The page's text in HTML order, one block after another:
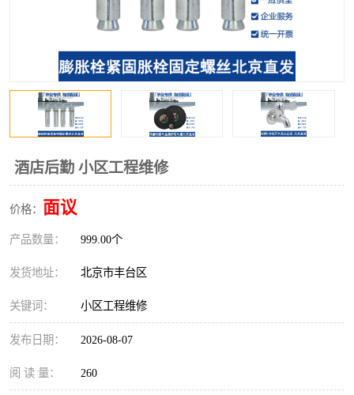
酒店后勤 小区工程维修
价格： 面议
产品数量： 999.00个
发货地址： 北京市丰台区
关键词： 小区工程维修
发布日期： 2026-08-07
阅 读 量： 260